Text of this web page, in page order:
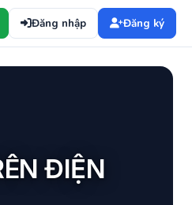
Đăng nhập Đăng ký
ĐIỆN